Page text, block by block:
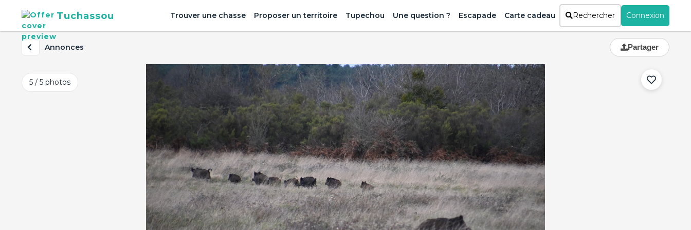
Tuchassou Trouver une chasse Proposer un territoire Tupechou Une question ? Escapade Carte cadeau Rechercher Connexion
Annonces Partager
5 / 5 photos